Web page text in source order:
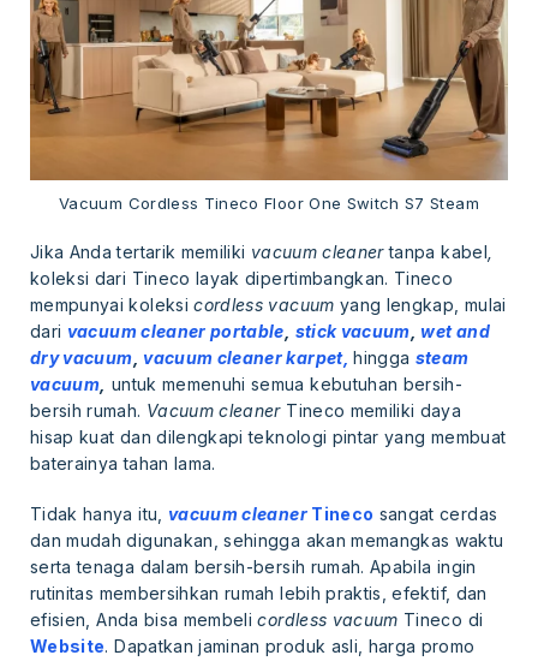
Vacuum Cordless Tineco Floor One Switch S7 Steam
Jika Anda tertarik memiliki vacuum cleanertanpa kabel,
koleksi dari Tineco layak dipertimbangkan. Tineco
mempunyai koleksicordless vacuum yang lengkap, mulai
dari vacuum cleaner portable, stick vacuum, wet and
dry vacuum, vacuum cleaner karpet,hingga steam
vacuum, untuk memenuhi semua kebutuhan bersih-
bersih rumah. Vacuum cleanerTineco memiliki daya
hisap kuat dan dilengkapi teknologi pintar yang membuat
baterainya tahan lama.
Tidak hanya itu, vacuum cleanerTineco sangat cerdas
dan mudah digunakan, sehingga akan memangkas waktu
serta tenaga dalam bersih-bersih rumah. Apabila ingin
rutinitas membersihkan rumah lebih praktis, efektif, dan
efisien, Anda bisa membeli cordless vacuum Tineco di
Website. Dapatkan jaminan produk asli, harga promo